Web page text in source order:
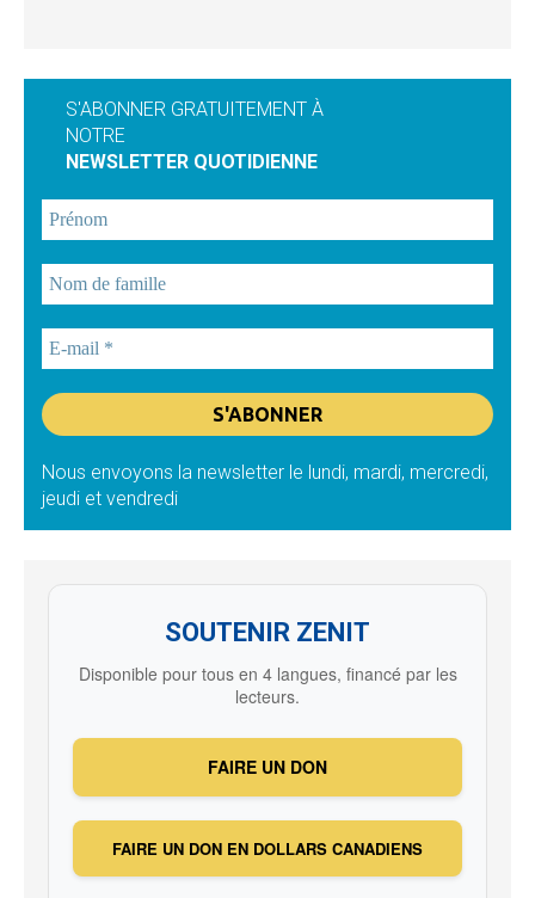
S'ABONNER GRATUITEMENT À
NOTRE
NEWSLETTER QUOTIDIENNE
Nous envoyons la newsletter le lundi, mardi, mercredi,
jeudi et vendredi
SOUTENIR ZENIT
Disponible pour tous en 4 langues, financé par les
lecteurs.
FAIRE UN DON
FAIRE UN DON EN DOLLARS CANADIENS